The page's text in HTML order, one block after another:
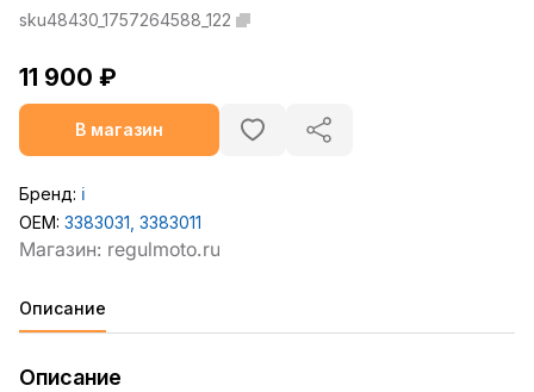
sku48430_1757264588_122
11 900 ₽
В магазин
Бренд: ℹ️
OEM: 3383031, 3383011
Описание
Описание